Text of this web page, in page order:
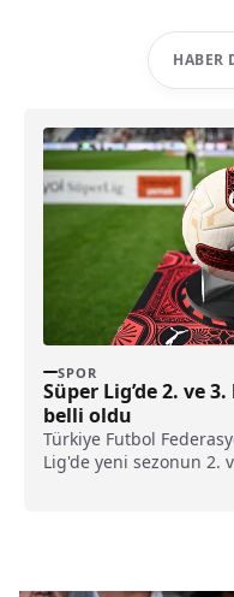
HABER
SPOR
Süper Lig’de 2. ve
belli oldu
Türkiye Futbol
Lig'de yeni sezonun 2.